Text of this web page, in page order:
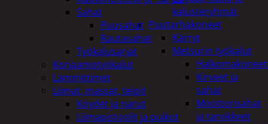
kalusteryhmät
Puutarhakoneet
Kärryt
Metsurin työkalut
Halkomakoneet
Kirveet ja
sahat
Moottorisahat
ja tarvikkeet
Sahat
Puusahat
Rautasahat
Työkalusarjat
Korjaamotyökalut
Lämmittimet
Liimat, massat, teipit
Köydet ja narut
Liimapistoolit ja puikot